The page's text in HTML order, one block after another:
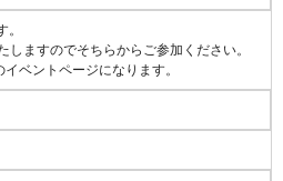
ますのでそちらからご参加ください。
ベントページになります。